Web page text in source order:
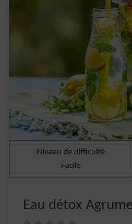
Niveau de difficulté
Facile
Eau détox